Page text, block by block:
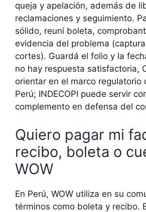
queja y apelación, además de
reclamaciones y seguimiento.
sólido, reuní boleta,
evidencia del problema
cortes). Guardá el folio y la
no hay respuesta satisfactoria,
orientar en el marco regulatorio
Perú; INDECOPI puede servir
complemento en defensa del
Quiero pagar mi
recibo, boleta o
WOW
En Perú, WOW utiliza en su
términos como boleta y recibo.